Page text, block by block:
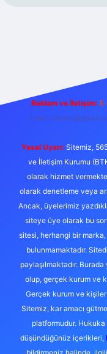
Reklam ve İletişim:
Yasal Uyarı: Sitemiz,
ve İletişim Kurumu
olarak hizmet
olarak denetleme veya
Ancak, üyelerimiz
siteye üye olarak bu
sitesi, herhangi bir
bulunmamaktadır.
paylaşılmaktadır.
olup, gerçek kurum ve
Gerçek kurum ve
Sitemiz, kar amacı
platformudur. Hukuka
düşündüğünüz içerikleri,